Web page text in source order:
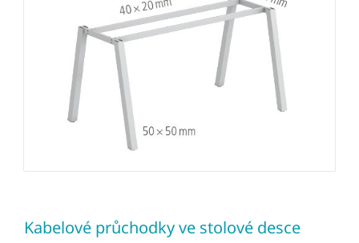
Kabelové průchodky ve stolové desce